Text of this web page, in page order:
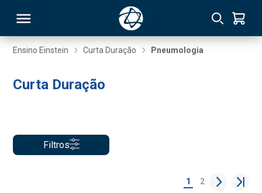
Ensino Einstein Curta Duração Pneumologia
Curta Duração
Filtros
1 2